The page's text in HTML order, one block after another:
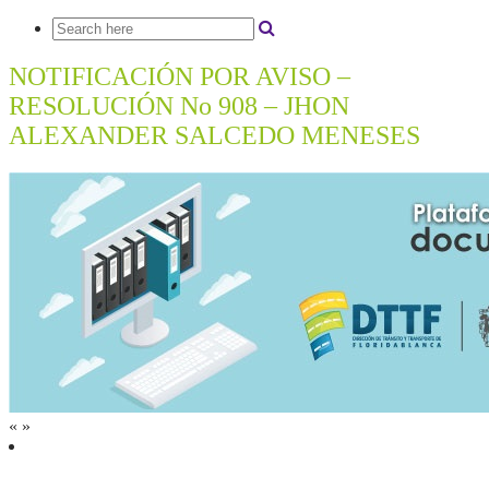
NOTIFICACIÓN POR AVISO –
RESOLUCIÓN No 908 – JHON
ALEXANDER SALCEDO MENESES
« »